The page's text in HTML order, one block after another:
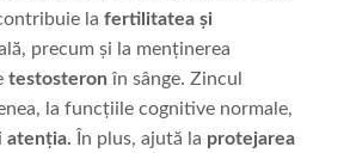
la fertilitatea și
precum și la menținerea
testosteron în sânge. Zincul
la funcțiile cognitive normale,
atenția. În plus, ajută la protejarea